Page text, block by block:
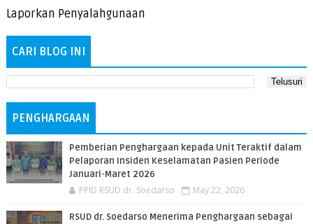
Laporkan Penyalahgunaan
CARI BLOG INI
PENGHARGAAN
Pemberian Penghargaan kepada Unit Teraktif dalam
Pelaporan Insiden Keselamatan Pasien Periode
Januari-Maret 2026
PPID RSUD dr. Soedarso May 22, 2026
RSUD dr. Soedarso Menerima Penghargaan sebagai